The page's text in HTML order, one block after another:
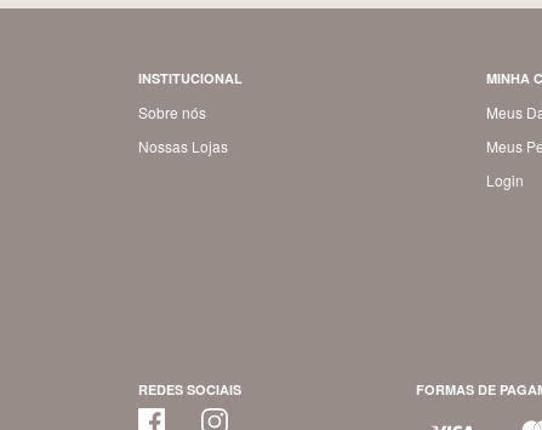
INSTITUCIONAL
Sobre nós
Nossas Lojas
MINHA
Meus
Meus
Login
REDES SOCIAIS FORMAS DE